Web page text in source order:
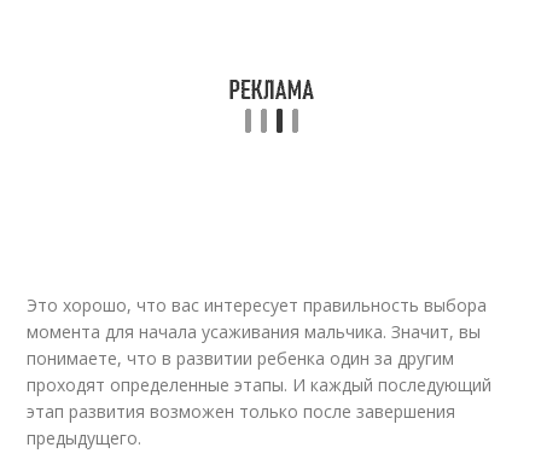
Это хорошо, что вас интересует правильность выбора
момента для начала усаживания мальчика. Значит, вы
понимаете, что в развитии ребенка один за другим
проходят определенные этапы. И каждый последующий
этап развития возможен только после завершения
предыдущего.